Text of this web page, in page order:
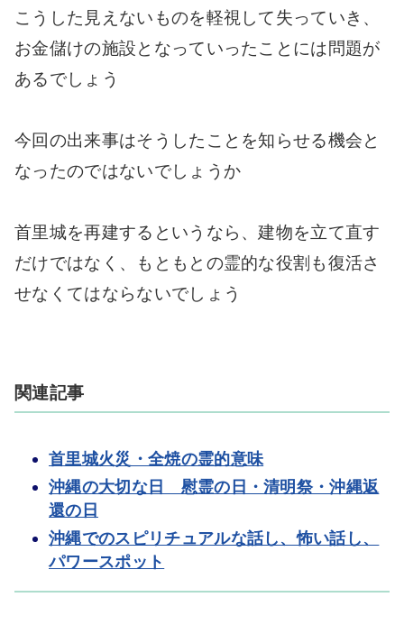
こうした見えないものを軽視して失っていき、
お金儲けの施設となっていったことには問題が
あるでしょう
今回の出来事はそうしたことを知らせる機会と
なったのではないでしょうか
首里城を再建するというなら、建物を立て直す
だけではなく、もともとの霊的な役割も復活さ
せなくてはならないでしょう
関連記事
首里城火災・全焼の霊的意味
沖縄の大切な日 慰霊の日・清明祭・沖縄返
還の日
沖縄でのスピリチュアルな話し、怖い話し、
パワースポット